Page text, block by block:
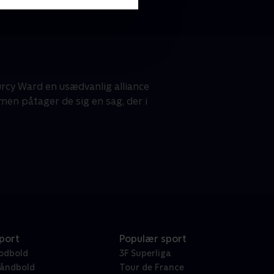
Ward en usædvanlig alliance
påtager de sig en sag, der i
Populær sport
3F Superliga
Tour de France